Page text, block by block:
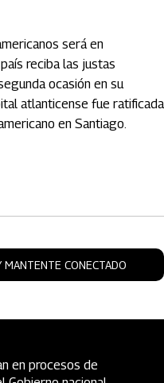
será en
reciba las justas
ocasión en su
atlanticense fue ratificada
en Santiago.
MANTENTE CONECTADO
en procesos de